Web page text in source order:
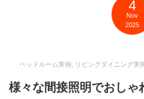
4
Nov
2025
ベッドルーム実例 リビングダイニング実
様々な間接照明でおしゃ